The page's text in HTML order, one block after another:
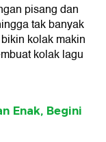
pisang dan
tak banyak
kolak makin
kolak lagu
Enak, Begini